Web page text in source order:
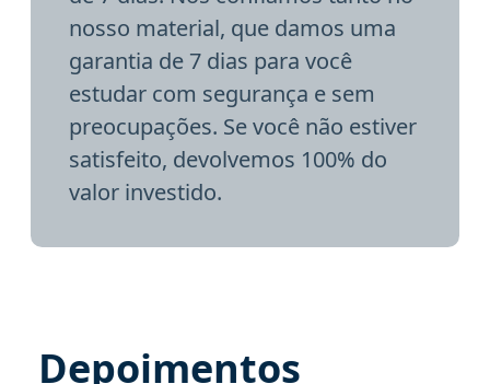
nosso material, que damos uma
garantia de 7 dias para você
estudar com segurança e sem
preocupações. Se você não estiver
satisfeito, devolvemos 100% do
valor investido.
Depoimentos